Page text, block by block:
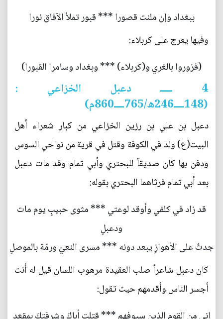
ببغداد وإن ملئت قصورا *** قبور تملأ الآفاق نورا
وفيها يعرج على كربلاء:
(فزوروا بالغري و(كربلاء) *** وبغداد وسامرا القبورا)
4 ـــــ دعبل الخزاعي :
(148ــــ246ه/765ــــ860م)
دعبل بن علي بن رزين الخزاعي من كبار شعراء أهل
البيت(ع) ولد في الكوفة وقتل في قرية من نواحي السوس
ودفن بها كان صديقاً للبحتري وأبي تمام وقد مات دعبل
بعد أبي تمام فرثاهما البحتري بقوله:
قد زاد في كلفي وأوقد لوعتي *** مثوى حبيبٍ يوم مات
ودعبلِ
جدثٌ على الأهوازِ يبعد دونه *** مسرى النعيّ ورمّة بالموصلِ
كان دعبل شاعراً صلب العقيدة مرهوب اللسان قيل له أنت
أجسر الناس وأقدمهم حيث تقول: